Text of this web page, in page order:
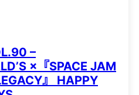
–
×『SPACE JAM
』 HAPPY